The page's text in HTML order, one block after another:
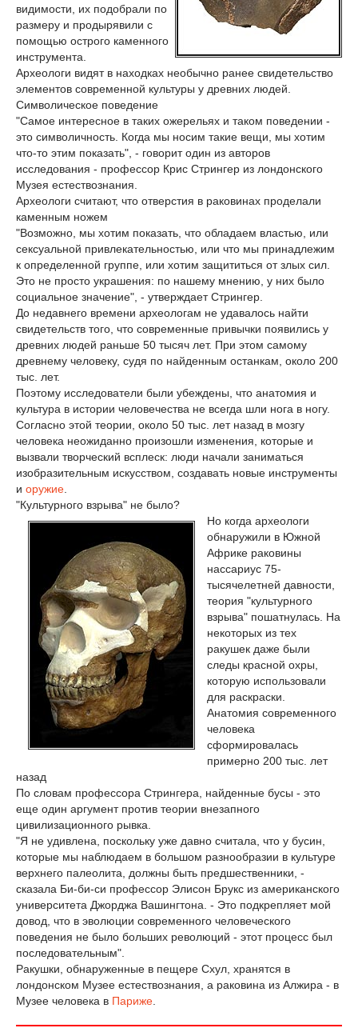
видимости, их подобрали по
размеру и продырявили с
помощью острого каменного
инструмента.
Археологи видят в находках необычно ранее свидетельство
элементов современной культуры у древних людей.
Символическое поведение
"Самое интересное в таких ожерельях и таком поведении -
это символичность. Когда мы носим такие вещи, мы хотим
что-то этим показать", - говорит один из авторов
исследования - профессор Крис Стрингер из лондонского
Музея естествознания.
Археологи считают, что отверстия в раковинах проделали
каменным ножем
"Возможно, мы хотим показать, что обладаем властью, или
сексуальной привлекательностью, или что мы принадлежим
к определенной группе, или хотим защититься от злых сил.
Это не просто украшения: по нашему мнению, у них было
социальное значение", - утверждает Стрингер.
До недавнего времени археологам не удавалось найти
свидетельств того, что современные привычки появились у
древних людей раньше 50 тысяч лет. При этом самому
древнему человеку, судя по найденным останкам, около 200
тыс. лет.
Поэтому исследователи были убеждены, что анатомия и
культура в истории человечества не всегда шли нога в ногу.
Согласно этой теории, около 50 тыс. лет назад в мозгу
человека неожиданно произошли изменения, которые и
вызвали творческий всплеск: люди начали заниматься
изобразительным искусством, создавать новые инструменты
и оружие
"Культурного взрыва" не было?
Но когда археологи
обнаружили в Южной
Африке раковины
нассариус 75-
тысячелетней давности,
теория "культурного
взрыва" пошатнулась. На
некоторых из тех
ракушек даже были
следы красной охры,
которую использовали
для раскраски.
Анатомия современного
человека
сформировалась
примерно 200 тыс. лет
назад
По словам профессора Стрингера, найденные бусы - это
еще один аргумент против теории внезапного
цивилизационного рывка.
"Я не удивлена, поскольку уже давно считала, что у бусин,
которые мы наблюдаем в большом разнообразии в культуре
верхнего палеолита, должны быть предшественники, -
сказала Би-би-си профессор Элисон Брукс из американского
университета Джорджа Вашингтона. - Это подкрепляет мой
довод, что в эволюции современного человеческого
поведения не было больших революций - этот процесс был
последовательным".
Ракушки, обнаруженные в пещере Схул, хранятся в
лондонском Музее естествознания, а раковина из Алжира - в
Музее человека в Париже